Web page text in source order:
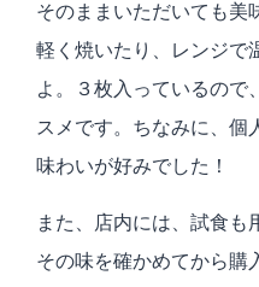
そのままいただいても美
軽く焼いたり、レンジで
よ。３枚入っているので
スメです。ちなみに、個
味わいが好みでした！
また、店内には、試食も
その味を確かめてから購